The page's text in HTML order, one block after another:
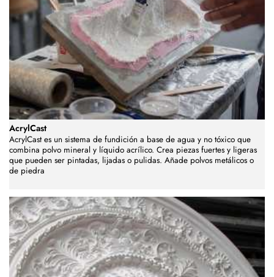
AcrylCast
AcrylCast es un sistema de fundición a base de agua y no tóxico que
combina polvo mineral y líquido acrílico. Crea piezas fuertes y ligeras
que pueden ser pintadas, lijadas o pulidas. Añade polvos metálicos o
de piedra